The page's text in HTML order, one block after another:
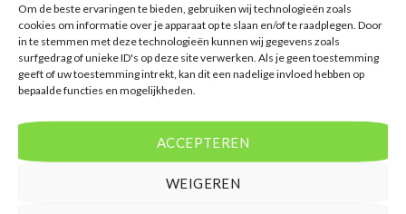
Om de beste ervaringen te bieden, gebruiken wij technologieën zoals
cookies om informatie over je apparaat op te slaan en/of te raadplegen. Door
in te stemmen met deze technologieën kunnen wij gegevens zoals
surfgedrag of unieke ID's op deze site verwerken. Als je geen toestemming
geeft of uw toestemming intrekt, kan dit een nadelige invloed hebben op
bepaalde functies en mogelijkheden.
ACCEPTEREN
WEIGEREN
Het aanbod van accommodaties op
luxe resorts tot budgetvriendelijke hotels, de site
zoekfilters maakten het eenvoudig om